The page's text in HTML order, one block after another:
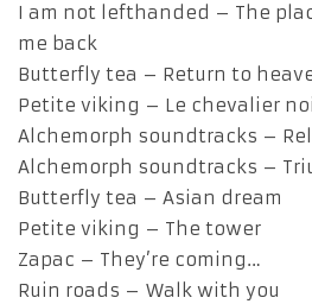
I am not lefthanded – The
me back
Butterfly tea – Return to
Petite viking – Le chevalier
Alchemorph soundtracks –
Alchemorph soundtracks –
Butterfly tea – Asian dream
Petite viking – The tower
Zapac – They’re coming…
Ruin roads – Walk with you